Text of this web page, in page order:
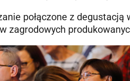
połączone z degustacją
zagrodowych